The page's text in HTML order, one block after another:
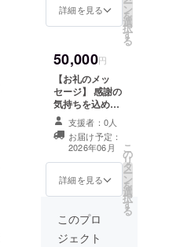
に掲載を希望さ
※このリターンは
10000円のリ
ターンと同じ内
容になります。
詳細を見る ン
を
選
択
す
る
50,000円
【お礼のメッ
セージ】 感謝の
気持ちを込め
て、お礼のメッ
セージをお送り
します。 ※この
リターンは1000
円のリターンと
同じ内容になり
支援者：0人
お届け予定：
2026年06月
詳細を見る
こ
の
リ
タ
ー
ン
を
選
択
す
る
このプロ
ジェクト